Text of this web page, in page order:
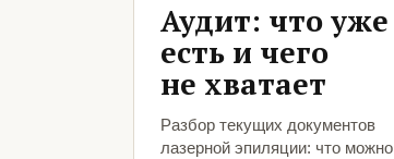
Аудит: что уже
есть и чего
не хватает
Разбор текущих документов
лазерной эпиляции: что можно